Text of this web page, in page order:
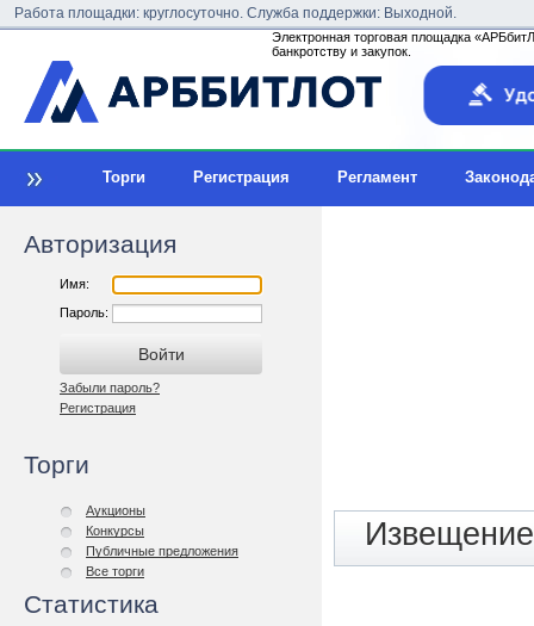
Работа площадки: круглосуточно. Служба поддержки: Выходной.
Электронная торговая площадка
банкротству и закупок.
Торги Регистрация Регламент
Авторизация
Имя:
Пароль:
Забыли пароль?
Регистрация
Торги
Аукционы
Конкурсы
Публичные предложения
Все торги
Статистика